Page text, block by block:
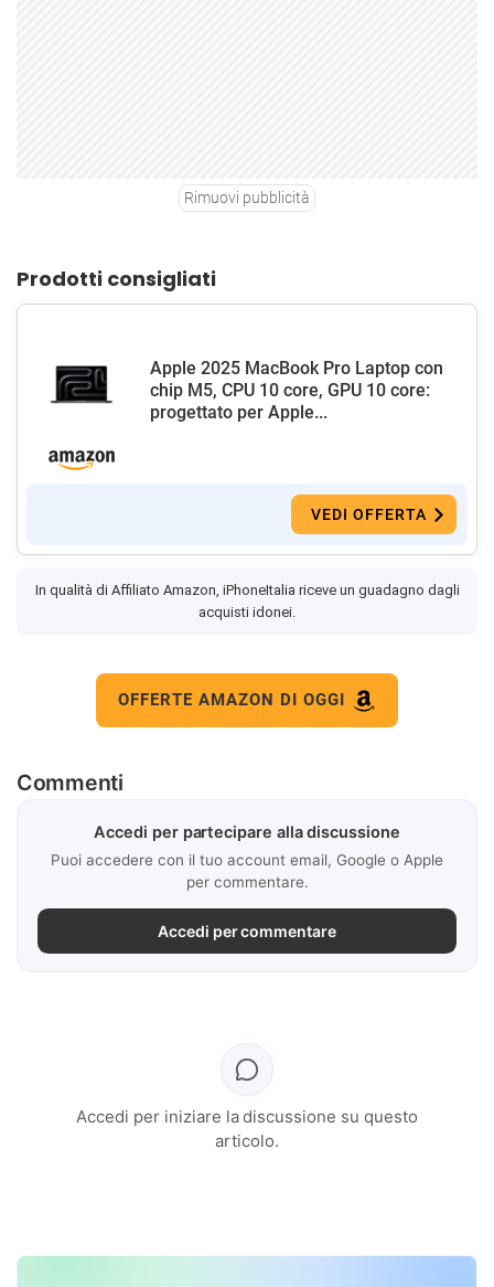
Rimuovi pubblicità
Prodotti consigliati
Apple 2025 MacBook Pro Laptop con
chip M5, CPU 10 core, GPU 10 core:
progettato per Apple...
VEDI OFFERTA
In qualità di Affiliato Amazon, iPhoneItalia riceve un guadagno dagli
acquisti idonei.
OFFERTE AMAZON DI OGGI
Commenti
Accedi per partecipare alla discussione
Puoi accedere con il tuo account email, Google o Apple
per commentare.
Accedi per commentare
Accedi per iniziare la discussione su questo
articolo.